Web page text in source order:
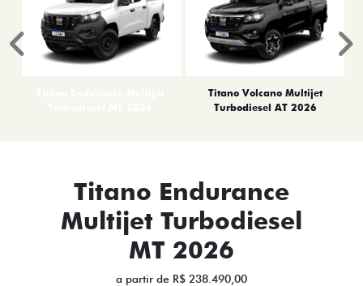
Titano Volcano Multijet
Turbodiesel AT 2026
Anterior
Titano Endurance
Multijet Turbodiesel
MT 2026
a partir de R$ 238.490,00